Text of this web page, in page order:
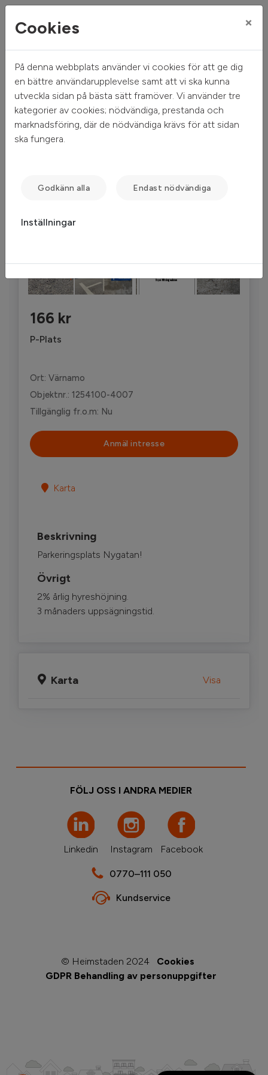
Mitt hem Sök ledigt Nygatan 3
Nygatan 3
Värnamo - Värnamo
'
166 kr
P-Plats
Ort: Värnamo
Objektnr.: 1254100-4007
Tillgänglig fr.o.m: Nu
Anmäl intresse
Karta
Beskrivning
Parkeringsplats Nygatan!
Övrigt
2% årlig hyreshöjning.
3 månaders uppsägningstid.
Karta Visa
FÖLJ OSS I ANDRA MEDIER
Linkedin Instagram Facebook
0770–111 050
Kundservice
© Heimstaden 2024
Cookies
GDPR Behandling av personuppgifter
Cookies ×
På denna webbplats använder vi cookies för att ge dig
en bättre användarupplevelse samt att vi ska kunna
utveckla sidan på bästa sätt framöver. Vi använder tre
kategorier av cookies; nödvändiga, prestanda och
marknadsföring, där de nödvändiga krävs för att sidan
ska fungera.
Godkänn alla Endast nödvändiga
Inställningar